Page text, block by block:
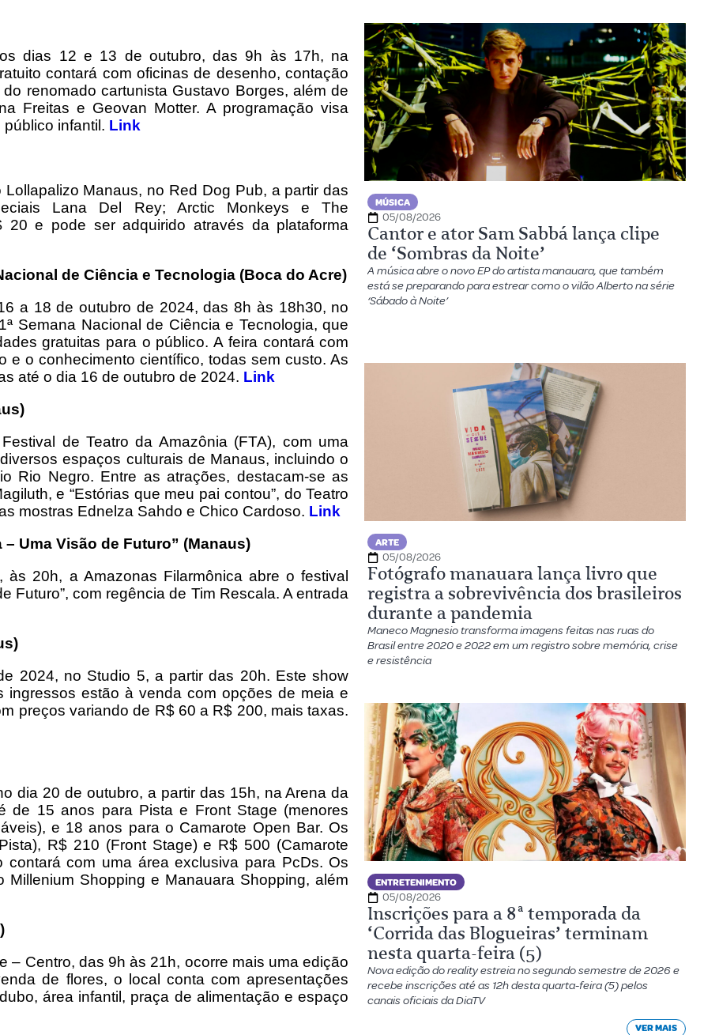
dias 12 e 13 de outubro, das 9h às 17h, na
contará com oficinas de desenho, contação
renomado cartunista Gustavo Borges, além de
Freitas e Geovan Motter. A programação visa
infantil. Link
Manaus, no Red Dog Pub, a partir das
Lana Del Rey; Arctic Monkeys e The
20 e pode ser adquirido através da plataforma
de Ciência e Tecnologia (Boca do Acre)
a 18 de outubro de 2024, das 8h às 18h30, no
Semana Nacional de Ciência e Tecnologia, que
gratuitas para o público. A feira contará com
o conhecimento científico, todas sem custo. As
até o dia 16 de outubro de 2024. Link
de Teatro da Amazônia (FTA), com uma
espaços culturais de Manaus, incluindo o
Rio Negro. Entre as atrações, destacam-se as
e “Estórias que meu pai contou”, do Teatro
mostras Ednelza Sahdo e Chico Cardoso. Link
Uma Visão de Futuro” (Manaus)
20h, a Amazonas Filarmônica abre o festival
Futuro”, com regência de Tim Rescala. A entrada
2024, no Studio 5, a partir das 20h. Este show
estão à venda com opções de meia e
preços variando de R$ 60 a R$ 200, mais taxas.
dia 20 de outubro, a partir das 15h, na Arena da
de 15 anos para Pista e Front Stage (menores
e 18 anos para o Camarote Open Bar. Os
R$ 210 (Front Stage) e R$ 500 (Camarote
com uma área exclusiva para PcDs. Os
Shopping e Manauara Shopping, além
– Centro, das 9h às 21h, ocorre mais uma edição
de flores, o local conta com apresentações
área infantil, praça de alimentação e espaço
MÚSICA
05/08/2026
Cantor e ator Sam Sabbá lança clipe
de ‘Sombras da Noite’
A música abre o novo EP do artista manauara, que também
está se preparando para estrear como o vilão Alberto na série
‘Sábado à Noite’
ARTE
05/08/2026
Fotógrafo manauara lança livro que
registra a sobrevivência dos brasileiros
durante a pandemia
Maneco Magnesio transforma imagens feitas nas ruas do
Brasil entre 2020 e 2022 em um registro sobre memória, crise
e resistência
ENTRETENIMENTO
05/08/2026
Inscrições para a 8ª temporada da
‘Corrida das Blogueiras’ terminam
nesta quarta-feira (5)
Nova edição do reality estreia no segundo semestre de 2026 e
recebe inscrições até as 12h desta quarta-feira (5) pelos
canais oficiais da DiaTV
VER MAIS